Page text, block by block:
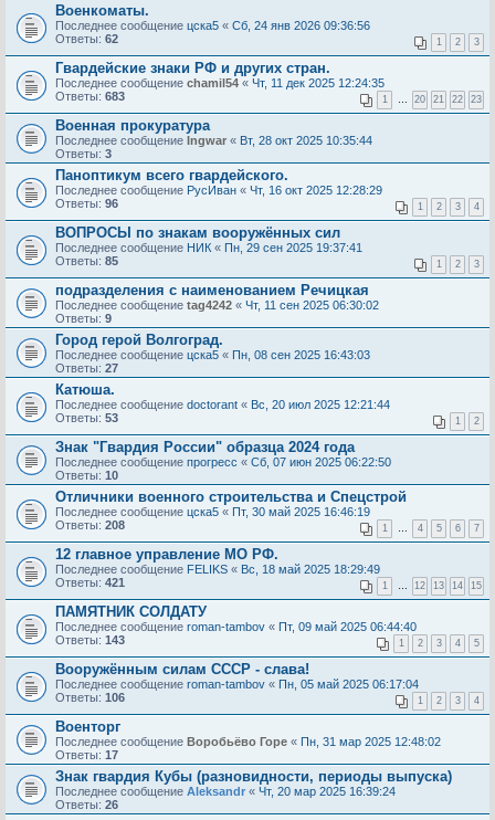
Военкоматы.
Последнее сообщение цска5 « Сб, 24 янв 2026 09:36:56
Ответы: 62 1 2 3
Гвардейские знаки РФ и других стран.
Последнее сообщение chamil54 « Чт, 11 дек 2025 12:24:35
Ответы: 683 1 20 21 22 23
Военная прокуратура
Последнее сообщение Ingwar « Вт, 28 окт 2025 10:35:44
Ответы: 3
Паноптикум всего гвардейского.
Последнее сообщение РусИван « Чт, 16 окт 2025 12:28:29
Ответы: 96 1 2 3 4
ВОПРОСЫ по знакам вооружённых сил
Последнее сообщение НИК « Пн, 29 сен 2025 19:37:41
Ответы: 85 1 2 3
подразделения с наименованием Речицкая
Последнее сообщение tag4242 « Чт, 11 сен 2025 06:30:02
Ответы: 9
Город герой Волгоград.
Последнее сообщение цска5 « Пн, 08 сен 2025 16:43:03
Ответы: 27
Катюша.
Последнее сообщение doctorant « Вс, 20 июл 2025 12:21:44
Ответы: 53 1 2
Знак "Гвардия России" образца 2024 года
Последнее сообщение прогресс « Сб, 07 июн 2025 06:22:50
Ответы: 10
Отличники военного строительства и Спецстрой
Последнее сообщение цска5 « Пт, 30 май 2025 16:46:19
Ответы: 208 1 4 5 6 7
12 главное управление МО РФ.
Последнее сообщение FELIKS « Вс, 18 май 2025 18:29:49
Ответы: 421 1 12 13 14 15
ПАМЯТНИК СОЛДАТУ
Последнее сообщение roman-tambov « Пт, 09 май 2025 06:44:40
Ответы: 143 1 2 3 4 5
Вооружённым силам СССР - слава!
Последнее сообщение roman-tambov « Пн, 05 май 2025 06:17:04
Ответы: 106 1 2 3 4
Военторг
Последнее сообщение Воробьёво Горе « Пн, 31 мар 2025 12:48:02
Ответы: 17
Знак гвардия Кубы (разновидности, периоды выпуска)
Последнее сообщение Aleksandr « Чт, 20 мар 2025 16:39:24
Ответы: 26